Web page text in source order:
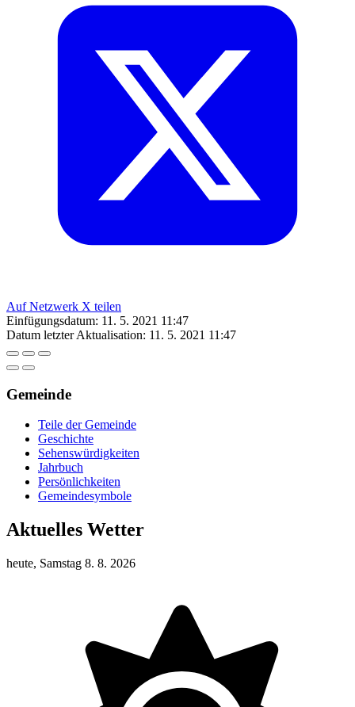
Auf Netzwerk X teilen
Einfügungsdatum: 11. 5. 2021 11:47
Datum letzter Aktualisation: 11. 5. 2021 11:47
Gemeinde
Teile der Gemeinde
Geschichte
Sehenswürdigkeiten
Jahrbuch
Persönlichkeiten
Gemeindesymbole
Aktuelles Wetter
heute, Samstag 8. 8. 2026